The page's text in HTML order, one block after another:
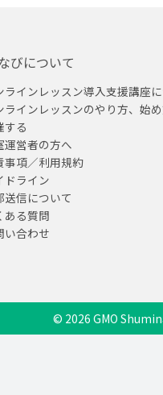
びについて
ラインレッスン導入支援講座
ラインレッスンのやり方、始
する
運営者の方へ
事項／利用規約
ドライン
送信について
ある質問
い合わせ
© 2026 GMO